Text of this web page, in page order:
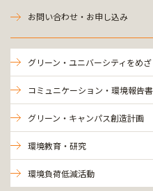
お問い合わせ・お申し込み
グリーン・ユニバーシティをめ
コミュニケーション・環境報告書
グリーン・キャンパス創造計画
環境教育・研究
環境負荷低減活動